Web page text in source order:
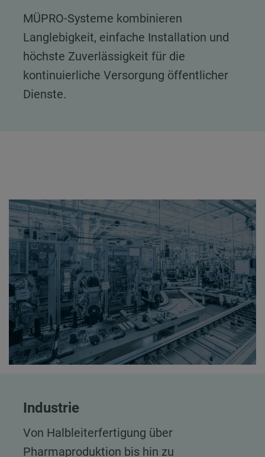
MÜPRO-Systeme kombinieren
Langlebigkeit, einfache Installation und
höchste Zuverlässigkeit für die
kontinuierliche Versorgung öffentlicher
Dienste.
Industrie
Von Halbleiterfertigung über
Pharmaproduktion bis hin zu